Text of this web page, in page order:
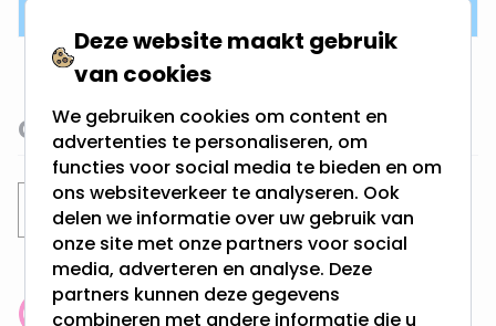
Gerelateerde categorieën
Inbouwspots Philips Hue inbouwspots
Deze website maakt gebruik
van cookies
We gebruiken cookies om content en
advertenties te personaliseren, om
functies voor social media te bieden en om
ons websiteverkeer te analyseren. Ook
delen we informatie over uw gebruik van
onze site met onze partners voor social
media, adverteren en analyse. Deze
partners kunnen deze gegevens
combineren met andere informatie die u